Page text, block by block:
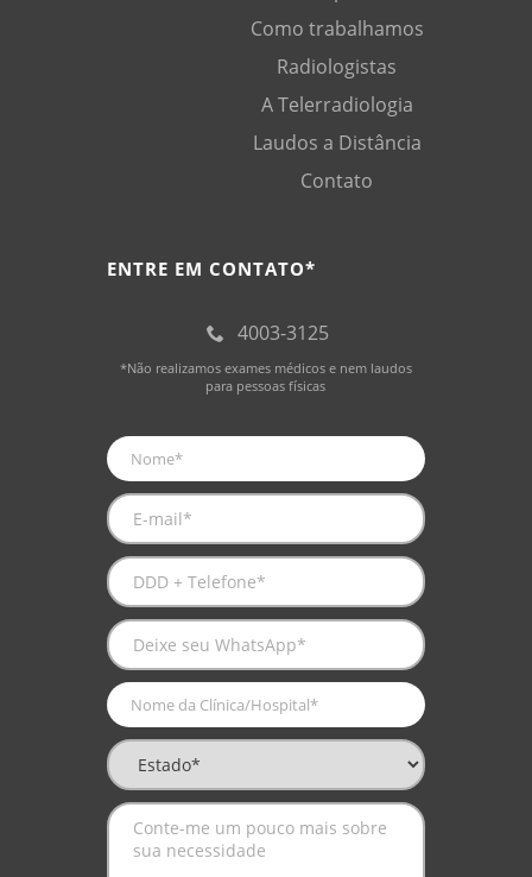
Como trabalhamos
Radiologistas
A Telerradiologia
Laudos a Distância
Contato
ENTRE EM CONTATO*
4003-3125
*Não realizamos exames médicos e nem laudos
para pessoas físicas